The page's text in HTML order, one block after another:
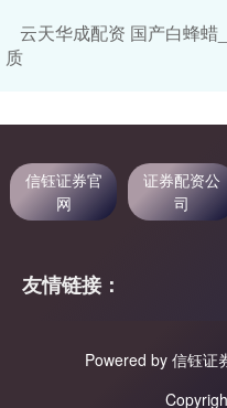
云天华成配资 国产白蜂
质
信钰证券官
网
证券配资公
司
友情链接：
Powered by 信钰证